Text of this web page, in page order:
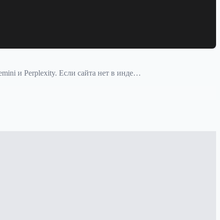
и Perplexity. Если сайта нет в инде…